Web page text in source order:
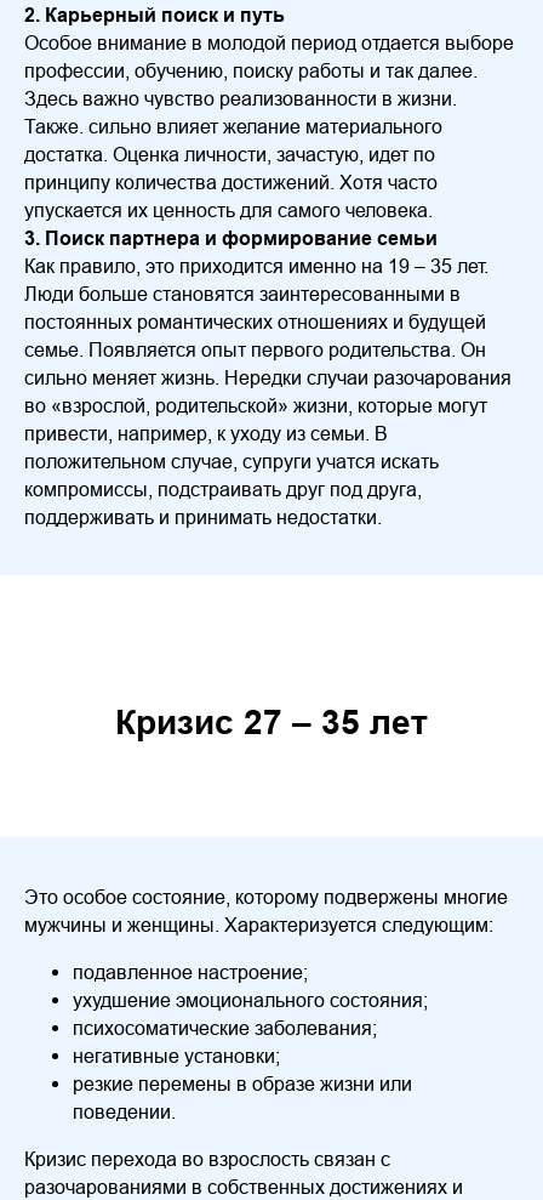
2. Карьерный поиск и путь
Особое внимание в молодой период отдается выборе
профессии, обучению, поиску работы и так далее.
Здесь важно чувство реализованности в жизни.
Также. сильно влияет желание материального
достатка. Оценка личности, зачастую, идет по
принципу количества достижений. Хотя часто
упускается их ценность для самого человека.
3. Поиск партнера и формирование семьи
Как правило, это приходится именно на 19 – 35 лет.
Люди больше становятся заинтересованными в
постоянных романтических отношениях и будущей
семье. Появляется опыт первого родительства. Он
сильно меняет жизнь. Нередки случаи разочарования
во «взрослой, родительской» жизни, которые могут
привести, например, к уходу из семьи. В
положительном случае, супруги учатся искать
компромиссы, подстраивать друг под друга,
поддерживать и принимать недостатки.
Кризис 27 – 35 лет
Это особое состояние, которому подвержены многие
мужчины и женщины. Характеризуется следующим:
подавленное настроение;
ухудшение эмоционального состояния;
психосоматические заболевания;
негативные установки;
резкие перемены в образе жизни или
поведении.
Кризис перехода во взрослость связан с
разочарованиями в собственных достижениях и